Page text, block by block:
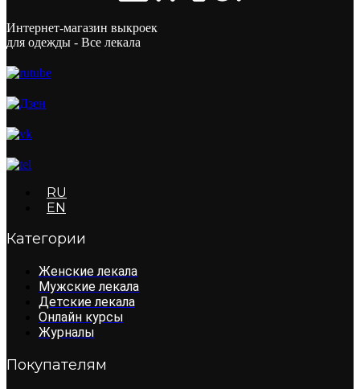
Интернет-магазин выкроек
для одежды - Все лекала
RU
EN
Категории
Женские лекала
Мужские лекала
Детские лекала
Онлайн курсы
Журналы
Покупателям